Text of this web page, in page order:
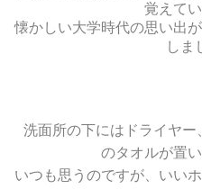
覚えてい
懐かしい大学時代の思い出
しま
洗面所の下にはドライヤー
のタオルが置
いつも思うのですが、いい